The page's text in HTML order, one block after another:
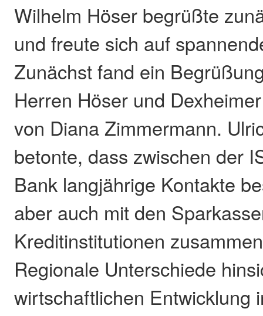
Wilhelm Höser begrüßte
und freute sich auf
Zunächst fand ein
Herren Höser und
von Diana Zimmermann.
betonte, dass zwischen der
Bank langjährige Kontakte
aber auch mit den
Kreditinstitutionen
Regionale Unterschiede
wirtschaftlichen Entwicklung